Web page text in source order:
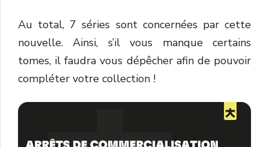
Au total, 7 séries sont concernées par cette
nouvelle. Ainsi, s’il vous manque certains
tomes, il faudra vous dépêcher afin de pouvoir
compléter votre collection !